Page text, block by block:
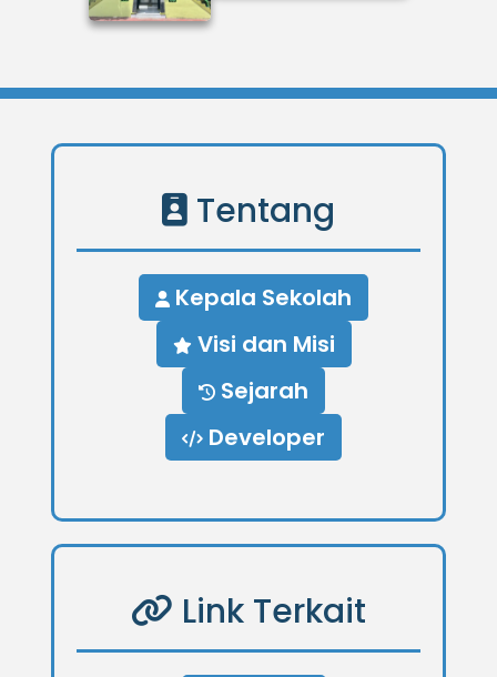
Tentang
Kepala Sekolah
Visi dan Misi
Sejarah
Developer
Link Terkait